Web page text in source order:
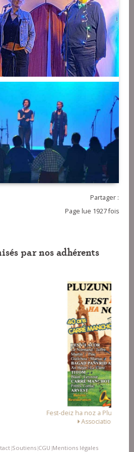
Partager :
Page lue 1927 fois
par nos adhérents
a Pluzunet le 14/08/2026
|Soutiens |CGU |Mentions légales